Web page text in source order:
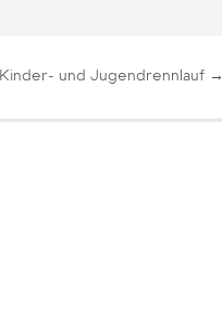
Kinder- und Jugendrennlauf→